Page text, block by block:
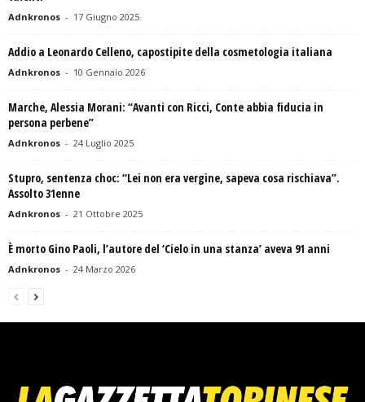
Adnkronos - 17 Giugno 2025
Addio a Leonardo Celleno, capostipite della cosmetologia italiana
Adnkronos - 10 Gennaio 2026
Marche, Alessia Morani: “Avanti con Ricci, Conte abbia fiducia in
persona perbene”
Adnkronos - 24 Luglio 2025
Stupro, sentenza choc: “Lei non era vergine, sapeva cosa rischiava”.
Assolto 31enne
Adnkronos - 21 Ottobre 2025
È morto Gino Paoli, l’autore del ‘Cielo in una stanza’ aveva 91 anni
Adnkronos - 24 Marzo 2026